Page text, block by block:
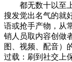
都无数十以至上
搜发觉出名气的就
语或抢手产物，从
销人员取内容创做
图、视频、配音）
过载：刷到社交上